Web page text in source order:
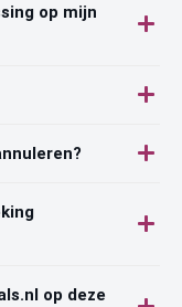
op mijn
op deze